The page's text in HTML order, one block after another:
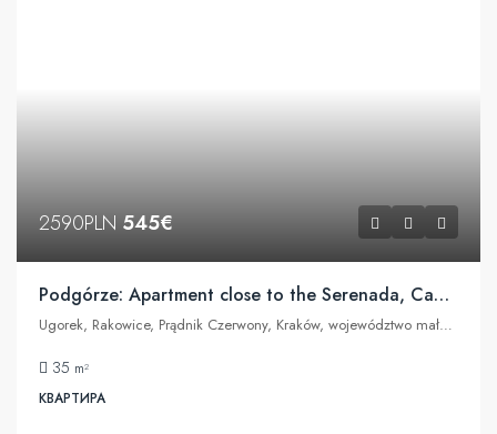
2590PLN 545€
Podgórze: Apartment close to the Serenada, Capgemini
Ugorek, Rakowice, Prądnik Czerwony, Kraków, województwo małopolskie, 31-455, Polska
35 m²
КВАРТИРА